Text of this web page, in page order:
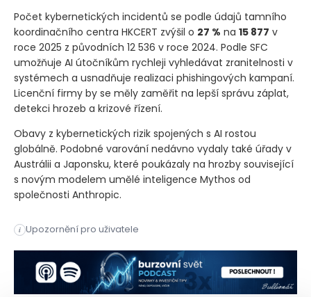
Počet kybernetických incidentů se podle údajů tamního
koordinačního centra HKCERT zvýšil o 27 % na 15 877 v
roce 2025 z původních 12 536 v roce 2024. Podle SFC
umožňuje AI útočníkům rychleji vyhledávat zranitelnosti v
systémech a usnadňuje realizaci phishingových kampaní.
Licenční firmy by se měly zaměřit na lepší správu záplat,
detekci hrozeb a krizové řízení.
Obavy z kybernetických rizik spojených s AI rostou
globálně. Podobné varování nedávno vydaly také úřady v
Austrálii a Japonsku, které poukázaly na hrozby související
s novým modelem umělé inteligence Mythos od
společnosti Anthropic.
i Upozornění pro uživatele
Hongkongský regulační úřad pro cenné papíry (SFC)